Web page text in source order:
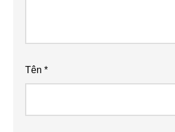
Tên*